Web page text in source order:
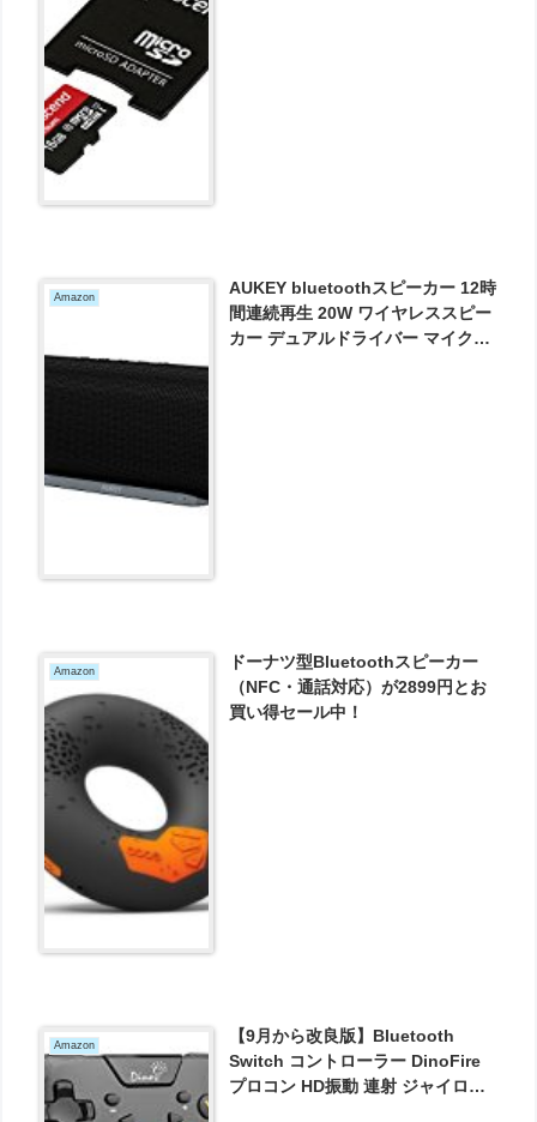
Amazon
AUKEY bluetoothスピーカー 12時
間連続再生 20W ワイヤレススピー
カー デュアルドライバー マイク内
Amazon
ドーナツ型Bluetoothスピーカー
（NFC・通話対応）が2899円とお
買い得セール中！
Amazon
【9月から改良版】Bluetooth
Switch コントローラー DinoFire
プロコン HD振動 連射 ジャイロセ